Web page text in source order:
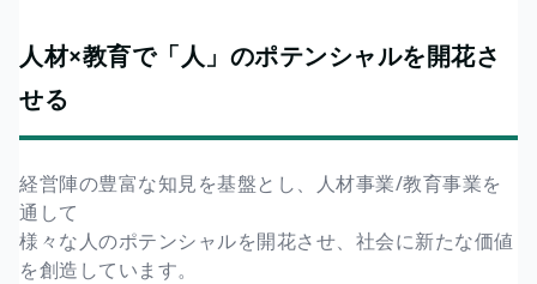
人材×教育で「人」のポテンシャルを開花さ
せる
経営陣の豊富な知見を基盤とし、人材事業/教育事業を
通して
様々な人のポテンシャルを開花させ、社会に新たな価値
を創造しています。